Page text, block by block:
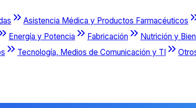
Asistencia Médica y Productos Farmacéuticos
Energía y Potencia Fabricación Nutrición y
Tecnología, Medios de Comunicación y TI